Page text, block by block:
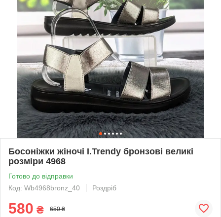
Босоніжки жіночі I.Trendy бронзові великі
розміри 4968
Готово до відправки
Код: Wb4968bronz_40
Роздріб
580 ₴ 650 ₴